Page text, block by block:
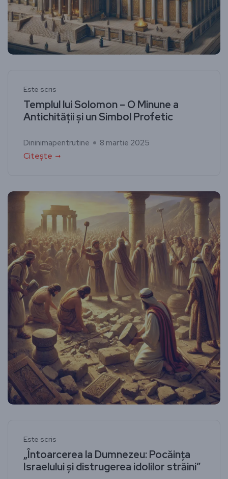
Este scris
Templul lui Solomon – O Minune a
Antichității și un Simbol Profetic
Dininimapentrutine 8 martie 2025
Citește
Este scris
„Întoarcerea la Dumnezeu: Pocăința
Israelului și distrugerea idolilor străini”